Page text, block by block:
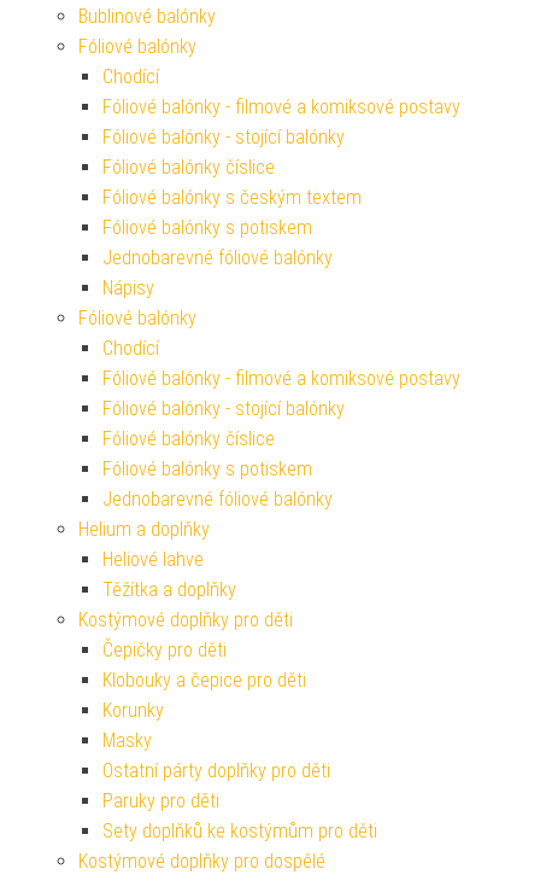
Bublinové balónky
Fóliové balónky
Chodící
Fóliové balónky - filmové a komiksové postavy
Fóliové balónky - stojící balónky
Fóliové balónky číslice
Fóliové balónky s českým textem
Fóliové balónky s potiskem
Jednobarevné fóliové balónky
Nápisy
Fóliové balónky
Chodící
Fóliové balónky - filmové a komiksové postavy
Fóliové balónky - stojící balónky
Fóliové balónky číslice
Fóliové balónky s potiskem
Jednobarevné fóliové balónky
Helium a doplňky
Heliové lahve
Těžítka a doplňky
Kostýmové doplňky pro děti
Čepičky pro děti
Klobouky a čepice pro děti
Korunky
Masky
Ostatní párty doplňky pro děti
Paruky pro děti
Sety doplňků ke kostýmům pro děti
Kostýmové doplňky pro dospělé